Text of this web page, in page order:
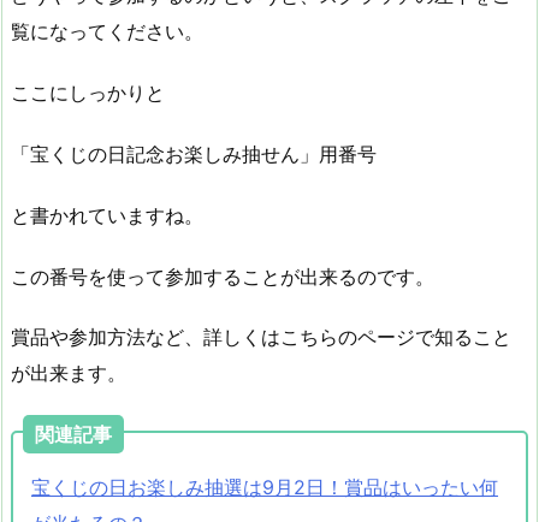
覧になってください。
ここにしっかりと
「宝くじの日記念お楽しみ抽せん」用番号
と書かれていますね。
この番号を使って参加することが出来るのです。
賞品や参加方法など、詳しくはこちらのページで知ること
が出来ます。
関連記事
宝くじの日お楽しみ抽選は9月2日！賞品はいったい何